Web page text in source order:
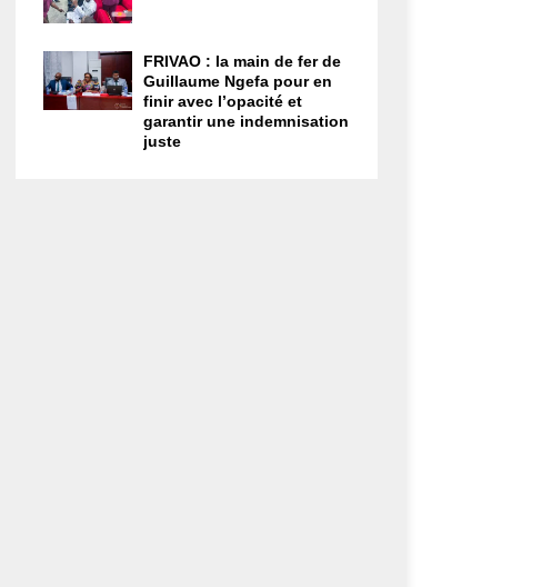
FRIVAO : la main de fer de
Guillaume Ngefa pour en
finir avec l’opacité et
garantir une indemnisation
juste